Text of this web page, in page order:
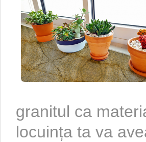
granitul ca
locuința ta va